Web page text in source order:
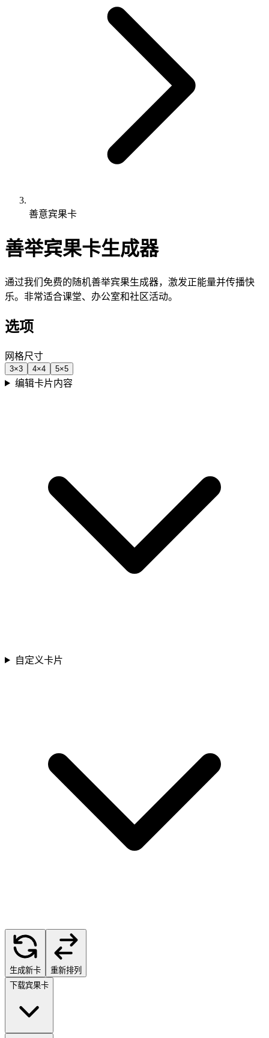
善意宾果卡
善举宾果卡生成器
通过我们免费的随机善举宾果生成器，激发正能量并传播快
乐。非常适合课堂、办公室和社区活动。
选项
网格尺寸
3×3 4×4 5×5
编辑卡片内容
自定义卡片
生成新卡
重新排列
下载宾果卡